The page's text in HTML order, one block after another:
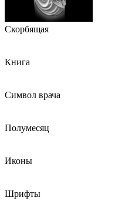
Скорбящая
Книга
Символ врача
Полумесяц
Иконы
Шрифты